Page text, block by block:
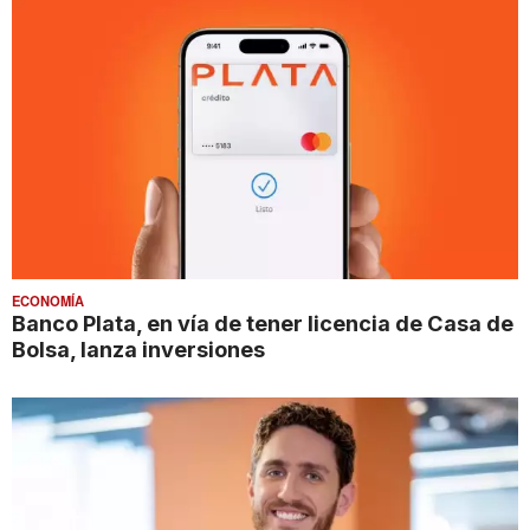
ECONOMÍA
Banco Plata, en vía de tener licencia de Casa de
Bolsa, lanza inversiones